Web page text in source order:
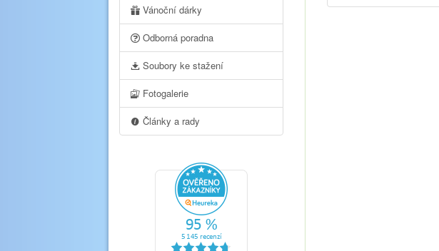
Vánoční dárky
Odborná poradna
Soubory ke stažení
Fotogalerie
Články a rady